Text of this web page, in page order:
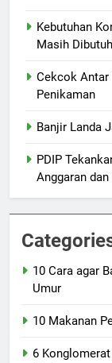
Kebutuhan
Masih
Cekcok Antar
Penikaman
Banjir Landa
PDIP
Anggaran
10 Cara agar
Umur
10 Makanan
6